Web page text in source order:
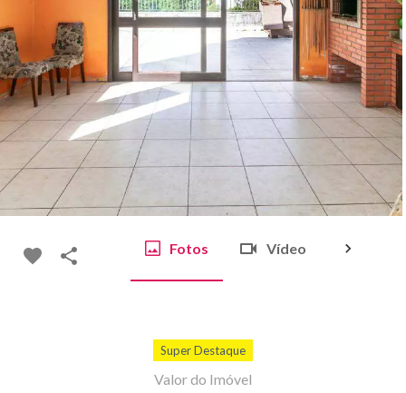
Fotos Vídeo
Super Destaque
Valor do Imóvel